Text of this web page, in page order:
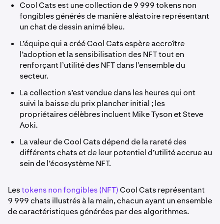
Cool Cats est une collection de 9 999 tokens non
fongibles générés de manière aléatoire représentant
un chat de dessin animé bleu.
L’équipe qui a créé Cool Cats espère accroître
l’adoption et la sensibilisation des NFT tout en
renforçant l’utilité des NFT dans l’ensemble du
secteur.
La collection s’est vendue dans les heures qui ont
suivi la baisse du prix plancher initial ; les
propriétaires célèbres incluent Mike Tyson et Steve
Aoki.
La valeur de Cool Cats dépend de la rareté des
différents chats et de leur potentiel d’utilité accrue au
sein de l’écosystème NFT.
Lestokens non fongibles (NFT)Cool Cats représentant
9 999 chats illustrés à la main, chacun ayant un ensemble
de caractéristiques générées par des algorithmes.